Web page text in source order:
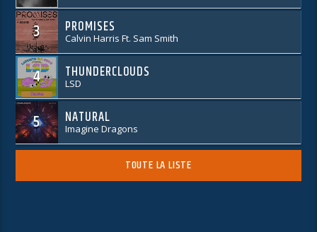
3 PROMISES
Calvin Harris Ft. Sam Smith
4 THUNDERCLOUDS
LSD
5 NATURAL
Imagine Dragons
TOUTE LA LISTE